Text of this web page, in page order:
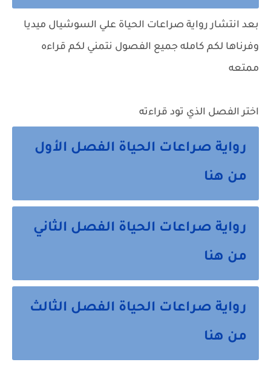
بعد انتشاررواية صراعات الحياة علي السوشيال ميديا
وفرناها لكم كامله جميع الفصول نتمني لكم قراءه
ممتعه
اختر الفصل الذي تود قراءته
رواية صراعات الحياة الفصل الأول
من هنا
رواية صراعات الحياة الفصل الثاني
من هنا
رواية صراعات الحياة الفصل الثالث
من هنا